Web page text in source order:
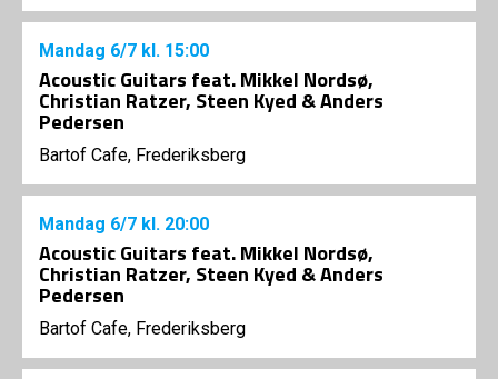
Mandag 6/7 kl. 15:00
Acoustic Guitars feat. Mikkel Nordsø,
Christian Ratzer, Steen Kyed & Anders
Pedersen
Bartof Cafe, Frederiksberg
Mandag 6/7 kl. 20:00
Acoustic Guitars feat. Mikkel Nordsø,
Christian Ratzer, Steen Kyed & Anders
Pedersen
Bartof Cafe, Frederiksberg